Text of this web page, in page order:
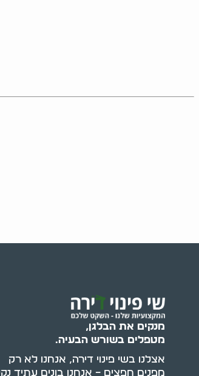
מנקים את הבלגן,
מטפלים בשורש הבעיה.
אצלנו בשי פינוי דירה, אנחנו לא רק
מפנים חפצים – אנחנו בונים עתיד